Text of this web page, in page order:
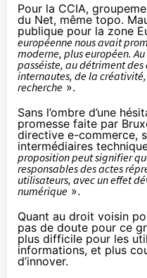
Pour la CCIA,
du Net, même topo.
publique pour la zone
européenne nous avait
moderne, plus européen.
passéiste, au détriment
internautes, de la
recherche ».
Sans l’ombre d’une
promesse faite par
directive e-commerce,
intermédiaires
proposition peut signifier
responsables des actes
utilisateurs, avec un effet
numérique».
Quant au droit voisin
pas de doute pour ce
plus difficile pour les
informations, et plus
d’innover.